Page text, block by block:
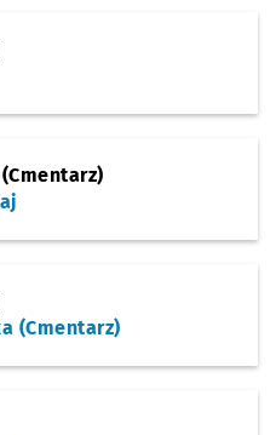
(Cmentarz)